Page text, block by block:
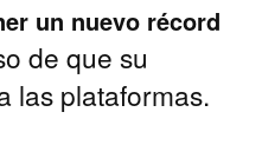
un nuevo récord
de que su
las plataformas.